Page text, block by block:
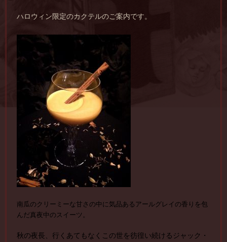
ハロウィン限定のカクテルのご案内です。
南瓜のクリーミーな甘さの中に気品あるアールグレイの香りを包
んだ真夜中のスイーツ。
秋の夜長、行くあてもなくこの世を彷徨い続けるジャック・